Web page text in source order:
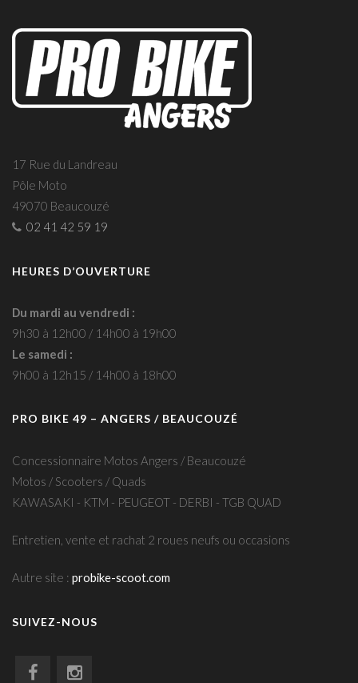
17 Rue du Landreau
Pôle Moto
49070 Beaucouzé
02 41 42 59 19
HEURES D’OUVERTURE
Du mardi au vendredi :
9h30 à 12h00 / 14h00 à 19h00
Le samedi :
9h00 à 12h15 / 14h00 à 18h00
PRO BIKE 49 – ANGERS / BEAUCOUZÉ
Concessionnaire Motos Angers / Beaucouzé
Motos / Scooters / Quads
KAWASAKI - KTM - PEUGEOT - DERBI - TGB QUAD
Entretien, vente et rachat 2 roues neufs ou occasions
Autre site : probike-scoot.com
SUIVEZ-NOUS